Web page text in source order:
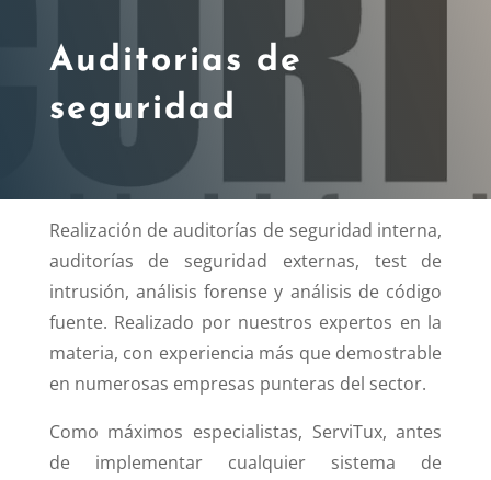
Auditorias de
seguridad
Realización de auditorías de seguridad interna,
auditorías de seguridad externas, test de
intrusión, análisis forense y análisis de código
fuente. Realizado por nuestros expertos en la
materia, con experiencia más que demostrable
en numerosas empresas punteras del sector.
Como máximos especialistas, ServiTux, antes
de implementar cualquier sistema de